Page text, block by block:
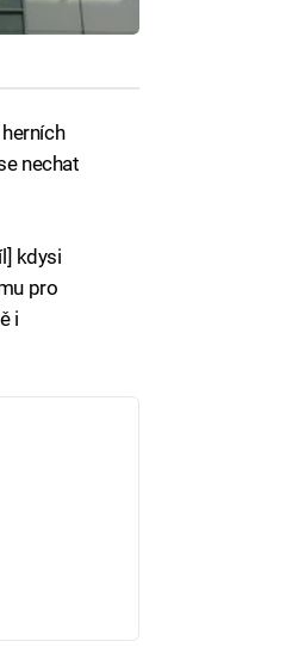
nechat
kdysi
pro
i